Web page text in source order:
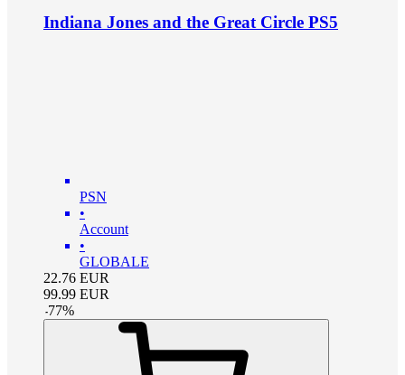
Indiana Jones and the Great Circle PS5
PSN
•
Account
•
GLOBALE
22.76 EUR
99.99 EUR
-77%